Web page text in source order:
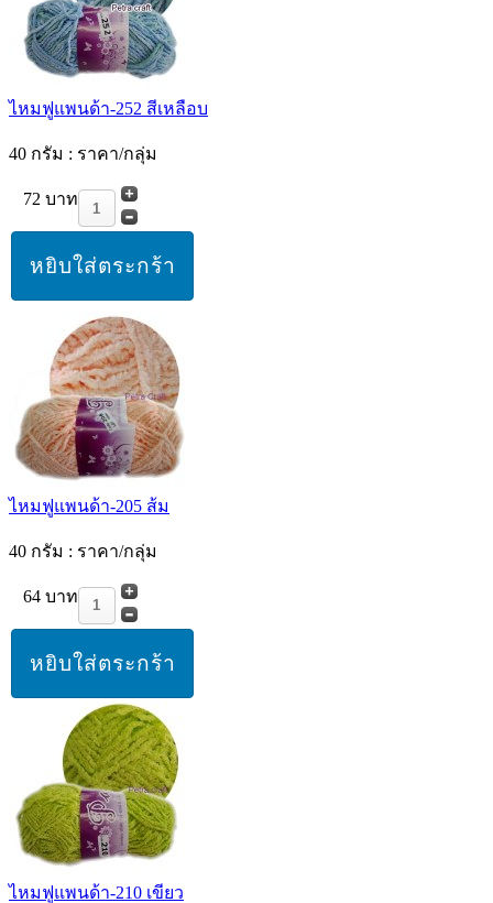
ไหมฟูแพนด้า-252 สีเหลือบ
40 กรัม : ราคา/กลุ่ม
72 บาท
ไหมฟูแพนด้า-205 ส้ม
40 กรัม : ราคา/กลุ่ม
64 บาท
ไหมฟูแพนด้า-210 เขียว